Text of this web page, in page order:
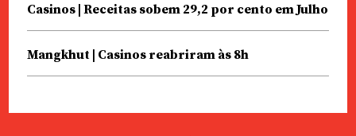
Casinos | Receitas sobem 29,2 por cento em Julho
Mangkhut | Casinos reabriram às 8h